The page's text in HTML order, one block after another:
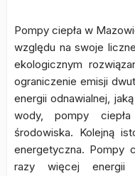
Pompy ciepła w
względu na swoje
ekologicznym
ograniczenie emisji
energii odnawialnej,
wody, pompy
środowiska. Kolejną
energetyczna. Pompy
razy więcej energii